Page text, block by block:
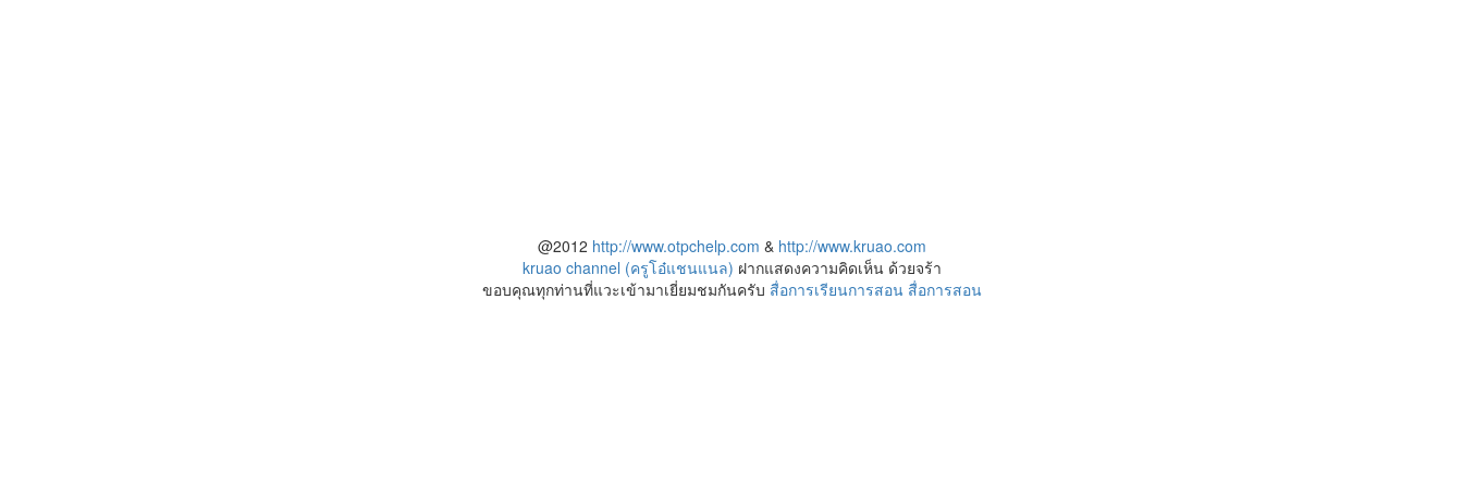
@2012 http://www.otpchelp.com & http://www.kruao.com
kruao channel (ครูโอ๋แชนแนล) ฝากแสดงความคิดเห็น ด้วยจร้า
ขอบคุณทุกท่านที่แวะเข้ามาเยี่ยมชมกันครับ สื่อการเรียนการสอน สื่อการสอน